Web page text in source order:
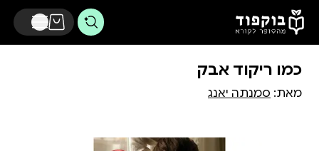
דלג לתוכן הראשי
כמו ריקוד אבק
מאת: סמנתה יאנג